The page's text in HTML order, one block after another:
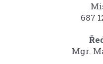
687
Mgr.